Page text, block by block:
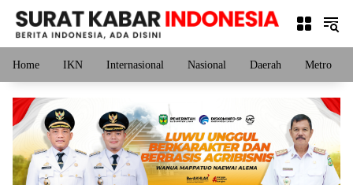
Langsung
konten
Home IKN Internasional Nasional Daerah Metro